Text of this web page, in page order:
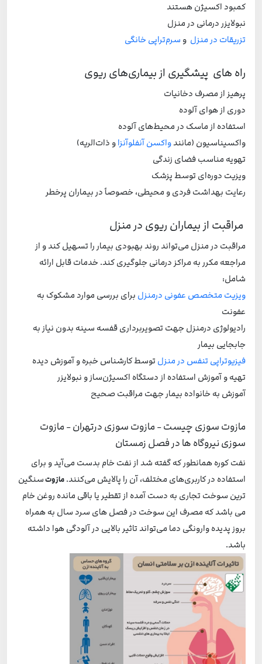
کمبود اکسیژن هستند
نبولایزر درمانی در منزل
تزریقات در منزل و سرم‌تراپی خانگی
راه های پیشگیری از بیماری‌های ریوی
پرهیز از مصرف دخانیات
دوری از هوای آلوده
استفاده از ماسک در محیط‌های آلوده
واکسیناسیون (مانندواکسن آنفلوآنزاو ذات‌الریه)
تهویه مناسب فضای زندگی
ویزیت دوره‌ای توسط پزشک
رعایت بهداشت فردی و محیطی، خصوصاً در بیماران پرخطر
مراقبت از بیماران ریوی در منزل
مراقبت در منزل می‌تواند روند بهبودی بیمار را تسهیل کند و از
مراجعه مکرر به مراکز درمانی جلوگیری کند. خدمات قابل ارائه
شامل:
ویزیت متخصص عفونی درمنزل برای بررسی موارد مشکوک به
عفونت
رادیولوژی درمنزل جهت تصویربرداری قفسه سینه بدون نیاز به
جابجایی بیمار
فیزیوتراپی تنفس در منزلتوسط کارشناس خبره و آموزش دیده
تهیه و آموزش استفاده از دستگاه اکسیژن‌ساز و نبولایزر
آموزش به خانواده بیمار جهت مراقبت صحیح
مازوت سوزی چیست - مازوت سوزی درتهران - مازوت
سوزی نیروگاه ها در فصل زمستان
نفت کوره همانطور که گفته شد از نفت خام بدست می‌آید و برای
استفاده در کاربری‌های مختلف، آن ‌را پالایش می‌کنند. مازوتسنگین
ترین سوخت تجاری به دست آمده از تقطیر یا باقی مانده روغن خام
می باشد که مصرف این سوخت در فصل های سرد سال به همراه
بروز پدیده وارونگی دما می‌تواند تاثیر بالایی در آلودگی هوا داشته
باشد.